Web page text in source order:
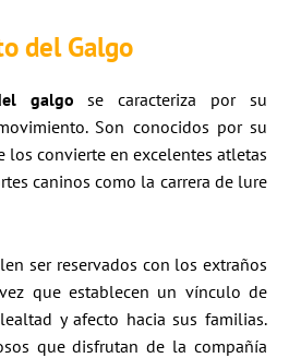
del Galgo
galgo se caracteriza por su
Son conocidos por su
los convierte en excelentes atletas
caninos como la carrera de lure
ser reservados con los extraños
que establecen un vínculo de
y afecto hacia sus familias.
que disfrutan de la compañía